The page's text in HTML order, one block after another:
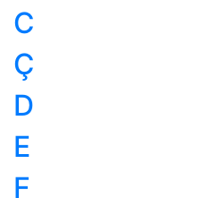
C
Ç
D
E
F